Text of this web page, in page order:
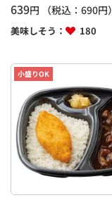
639円 （税込： 690円）
美味しそう： 180
小盛りOK